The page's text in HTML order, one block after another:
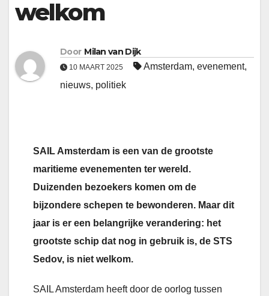
welkom
Door Milan van Dijk
10 MAART 2025 Amsterdam, evenement,
nieuws, politiek
SAIL Amsterdam is een van de grootste
maritieme evenementen ter wereld.
Duizenden bezoekers komen om de
bijzondere schepen te bewonderen. Maar dit
jaar is er een belangrijke verandering: het
grootste schip dat nog in gebruik is, de STS
Sedov, is niet welkom.
SAIL Amsterdam heeft door de oorlog tussen